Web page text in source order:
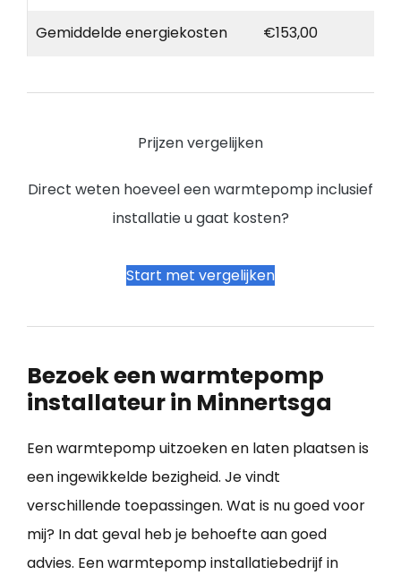
Gemiddelde energiekosten €153,00
Prijzen vergelijken
Direct weten hoeveel een warmtepomp inclusief
installatie u gaat kosten?
Start met vergelijken
Bezoek een warmtepomp
installateur in Minnertsga
Een warmtepomp uitzoeken en laten plaatsen is
een ingewikkelde bezigheid. Je vindt
verschillende toepassingen. Wat is nu goed voor
mij? In dat geval heb je behoefte aan goed
advies. Een warmtepomp installatiebedrijf in